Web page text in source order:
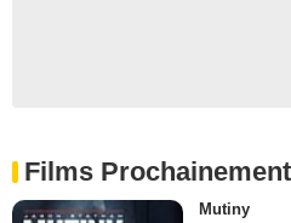
Films
Mutiny